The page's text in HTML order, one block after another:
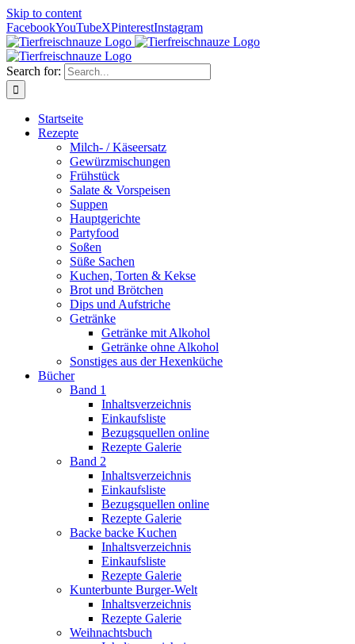
Skip to content
FacebookYouTubeXPinterestInstagram
Search for:
Startseite
Rezepte
Milch- / Käseersatz
Gewürzmischungen
Frühstück
Salate & Vorspeisen
Suppen
Hauptgerichte
Partyfood
Soßen
Süße Sachen
Kuchen, Torten & Kekse
Brot und Brötchen
Dips und Aufstriche
Getränke
Getränke mit Alkohol
Getränke ohne Alkohol
Sonstiges aus der Hexenküche
Bücher
Band 1
Inhaltsverzeichnis
Einkaufsliste
Bezugsquellen online
Rezepte Galerie
Band 2
Inhaltsverzeichnis
Einkaufsliste
Bezugsquellen online
Rezepte Galerie
Backe backe Kuchen
Inhaltsverzeichnis
Einkaufsliste
Rezepte Galerie
Kunterbunte Burger-Welt
Inhaltsverzeichnis
Rezepte Galerie
Weihnachtsbuch